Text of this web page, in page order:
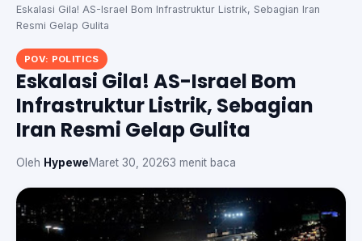
Eskalasi Gila! AS-Israel Bom Infrastruktur Listrik, Sebagian Iran
Resmi Gelap Gulita
POV: POLITICS
Eskalasi Gila! AS-Israel Bom
Infrastruktur Listrik, Sebagian
Iran Resmi Gelap Gulita
Oleh HypeweMaret 30, 20263 menit baca